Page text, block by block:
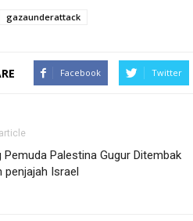
gazaunderattack
Facebook Twitter
Pemuda Palestina Gugur Ditembak
penjajah Israel